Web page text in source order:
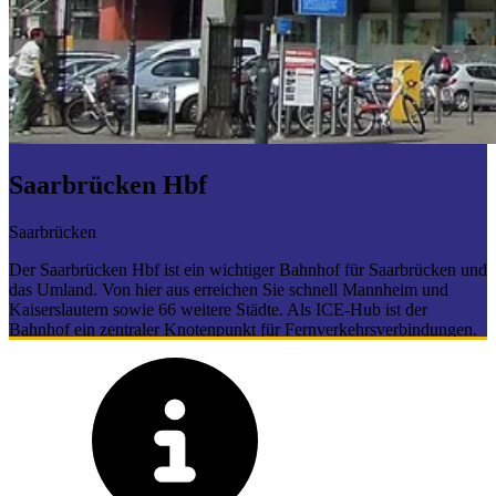
Saarbrücken Hbf
Saarbrücken
Der Saarbrücken Hbf ist ein wichtiger Bahnhof für Saarbrücken und
das Umland. Von hier aus erreichen Sie schnell Mannheim und
Kaiserslautern sowie 66 weitere Städte. Als ICE-Hub ist der
Bahnhof ein zentraler Knotenpunkt für Fernverkehrsverbindungen.